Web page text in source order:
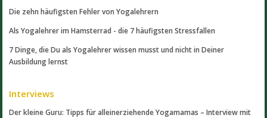
Die zehn häufigsten Fehler von Yogalehrern
Als Yogalehrer im Hamsterrad - die 7 häufigsten Stressfallen
7 Dinge, die Du als Yogalehrer wissen musst und nicht in Deiner
Ausbildung lernst
Interviews
Der kleine Guru: Tipps für alleinerziehende Yogamamas – Interview mit